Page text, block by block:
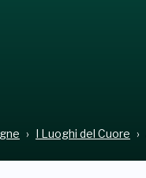
I Luoghi del Cuore